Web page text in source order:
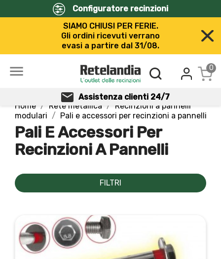
Configuratore recinzioni
SIAMO CHIUSI PER FERIE.
Gli ordini ricevuti verrano
evasi a partire dal 31/08.
 0
Assistenza clienti 24/7
Home
Rete metallica
Recinzioni a pannelli
modulari
Pali e accessori per recinzioni a pannelli
Pali E Accessori Per
Recinzioni A Pannelli
FILTRI